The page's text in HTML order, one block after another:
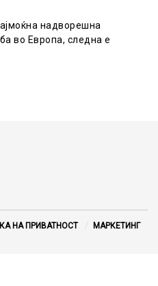
надворешна
во Европа, следна е
НА ПРИВАТНОСТ
МАРКЕТИНГ